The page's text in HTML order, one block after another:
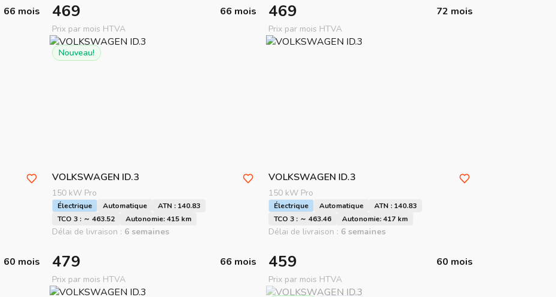
66 mois 469 66 mois
Prix par mois HTVA
Nouveau!
VOLKSWAGEN ID.3
150 kW Pro
Électrique Automatique
ATN : 140.83
TCO 3 : ～ 463.52
Autonomie: 415 km
Délai de livraison : 6 semaines
469 72 mois
Prix par mois HTVA
VOLKSWAGEN ID.3
150 kW Pro
Électrique Automatique
ATN : 140.83
TCO 3 : ～ 463.46
Autonomie: 417 km
Délai de livraison : 6 semaines
60 mois 479 66 mois
Prix par mois HTVA
459 60 mois
Prix par mois HTVA